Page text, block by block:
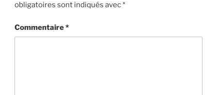
obligatoires sont indiqués avec*
Commentaire*